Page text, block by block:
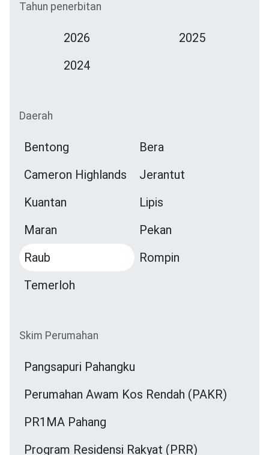
Tahun penerbitan
2026
2025
2024
Daerah
Bentong
Bera
Cameron Highlands
Jerantut
Kuantan
Lipis
Maran
Pekan
Raub
Rompin
Temerloh
Skim Perumahan
Pangsapuri Pahangku
Perumahan Awam Kos Rendah (PAKR)
PR1MA Pahang
Program Residensi Rakyat (PRR)